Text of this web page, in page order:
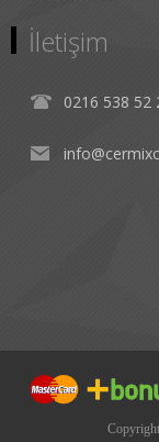
İletişim
0216 538 52